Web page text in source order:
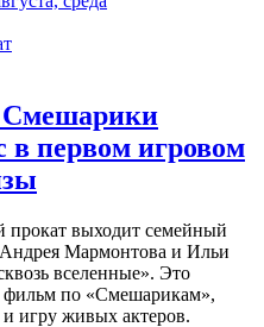
Смешарики
в первом игровом
прокат выходит семейный
Мармонтова и Ильи
вселенные». Это
по «Смешарикам»,
игру живых актеров.